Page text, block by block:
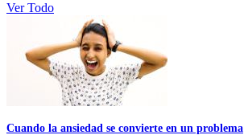
Ver Todo
Cuando la ansiedad se convierte en un problema